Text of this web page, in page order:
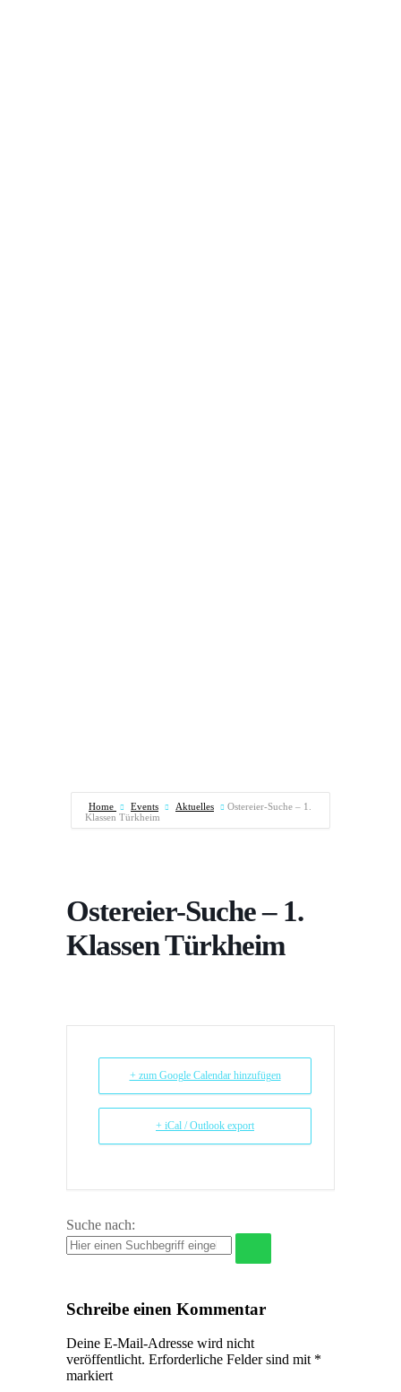
Home Events Aktuelles
Ostereier-Suche – 1.
Klassen Türkheim
Ostereier-Suche – 1.
Klassen Türkheim
+ zum Google Calendar hinzufügen
+ iCal / Outlook export
Suche nach:
Schreibe einen Kommentar
Deine E-Mail-Adresse wird nicht
veröffentlicht. Erforderliche Felder sind mit *
markiert